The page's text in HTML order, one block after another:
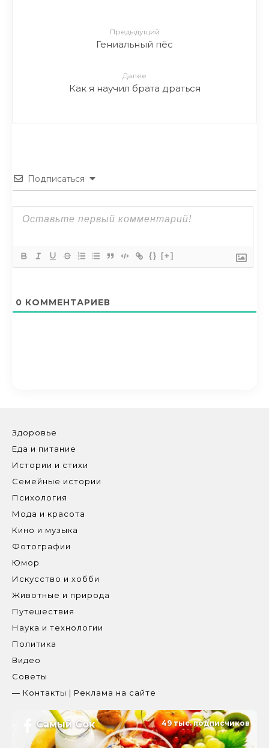
Предыдущий
Гениальный пёс
Далее
Как я научил брата драться
Подписаться
{} [+]
0 КОММЕНТАРИЕВ
Здоровье
Еда и питание
Истории и стихи
Семейные истории
Психология
Мода и красота
Кино и музыка
Фотографии
Юмор
Искусство и хобби
Животные и природа
Путешествия
Наука и технологии
Политика
Видео
Советы
— Контакты | Реклама на сайте
Самый Сок 49 тыс. подписчиков